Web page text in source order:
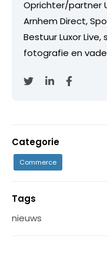
Oprichter/partner
Arnhem Direct,
Bestuur Luxor
fotografie en
Categorie
Commerce
Tags
nieuws